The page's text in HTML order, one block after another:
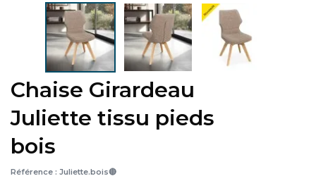
Chaise Girardeau
Juliette tissu pieds
bois
Référence : Juliette.bois🔴